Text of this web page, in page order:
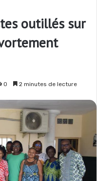
outillés sur
0 2 minutes de lecture